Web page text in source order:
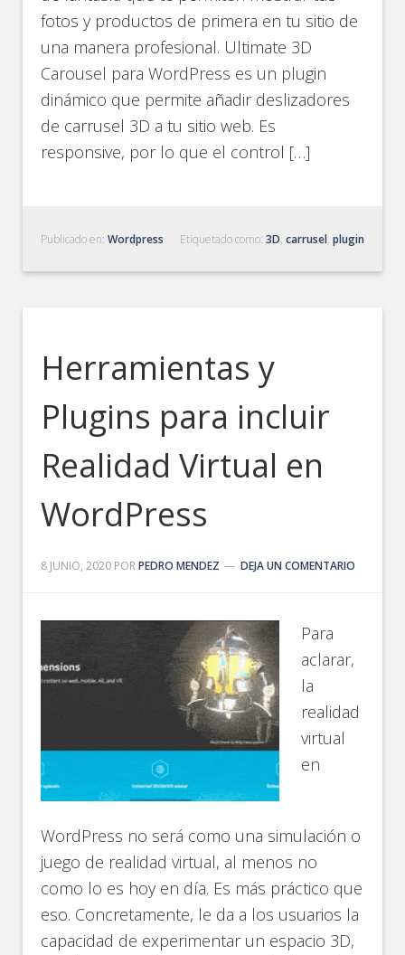
fotos y productos de primera en tu sitio de
una manera profesional. Ultimate 3D
Carousel para WordPress es un plugin
dinámico que permite añadir deslizadores
de carrusel 3D a tu sitio web. Es
responsive, por lo que el control […]
Publicado en:Wordpress Etiquetado como: 3D, carrusel, plugin
Herramientas y
Plugins para incluir
Realidad Virtual en
WordPress
8 JUNIO, 2020 PORPEDRO MENDEZ DEJA UN COMENTARIO
Para
aclarar,
la
realidad
virtual
en
WordPress no será como una simulación o
juego de realidad virtual, al menos no
como lo es hoy en día. Es más práctico que
eso. Concretamente, le da a los usuarios la
capacidad de experimentar un espacio 3D,